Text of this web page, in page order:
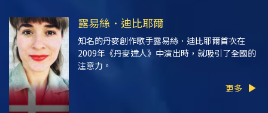
露易絲．迪比耶爾
知名的丹麥創作歌手露易絲．迪比耶爾首次在
2009年 《丹麥達人》 中演出時，就吸引了全國的
注意力。
更多